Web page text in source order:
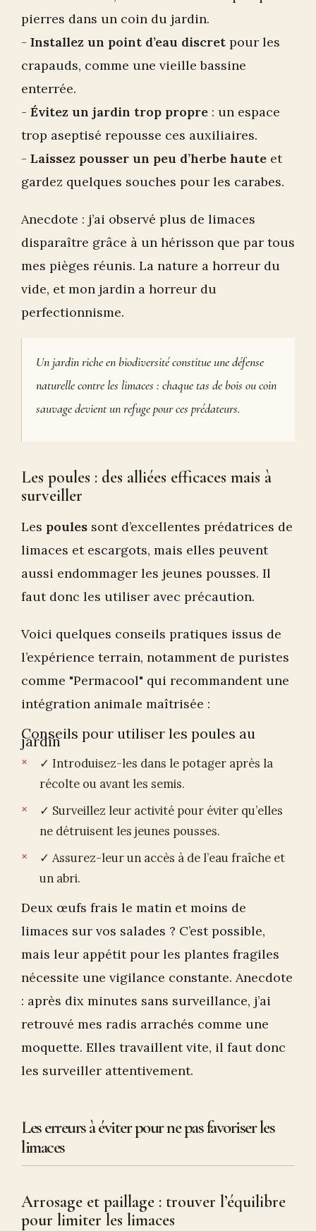
pierres dans un coin du jardin.
- Installez un point d’eau discret pour les
crapauds, comme une vieille bassine
enterrée.
- Évitez un jardin trop propre : un espace
trop aseptisé repousse ces auxiliaires.
- Laissez pousser un peu d’herbe haute et
gardez quelques souches pour les carabes.
Anecdote : j’ai observé plus de limaces
disparaître grâce à un hérisson que par tous
mes pièges réunis. La nature a horreur du
vide, et mon jardin a horreur du
perfectionnisme.
Un jardin riche en biodiversité constitue une défense
naturelle contre les limaces : chaque tas de bois ou coin
sauvage devient un refuge pour ces prédateurs.
Les poules : des alliées efficaces mais à
surveiller
Les poules sont d’excellentes prédatrices de
limaces et escargots, mais elles peuvent
aussi endommager les jeunes pousses. Il
faut donc les utiliser avec précaution.
Voici quelques conseils pratiques issus de
l’expérience terrain, notamment de puristes
comme "Permacool" qui recommandent une
intégration animale maîtrisée :
Conseils pour utiliser les poules au
jardin
✓ Introduisez-les dans le potager après la
récolte ou avant les semis.
✓ Surveillez leur activité pour éviter qu’elles
ne détruisent les jeunes pousses.
✓ Assurez-leur un accès à de l’eau fraîche et
un abri.
Deux œufs frais le matin et moins de
limaces sur vos salades ? C’est possible,
mais leur appétit pour les plantes fragiles
nécessite une vigilance constante. Anecdote
: après dix minutes sans surveillance, j’ai
retrouvé mes radis arrachés comme une
moquette. Elles travaillent vite, il faut donc
les surveiller attentivement.
Les erreurs à éviter pour ne pas favoriser les
limaces
Arrosage et paillage : trouver l’équilibre
pour limiter les limaces